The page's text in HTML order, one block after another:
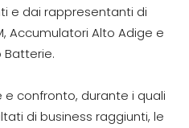
e dai rappresentanti di
Accumulatori Alto Adige e
Batterie.
e confronto, durante i quali
di business raggiunti, le